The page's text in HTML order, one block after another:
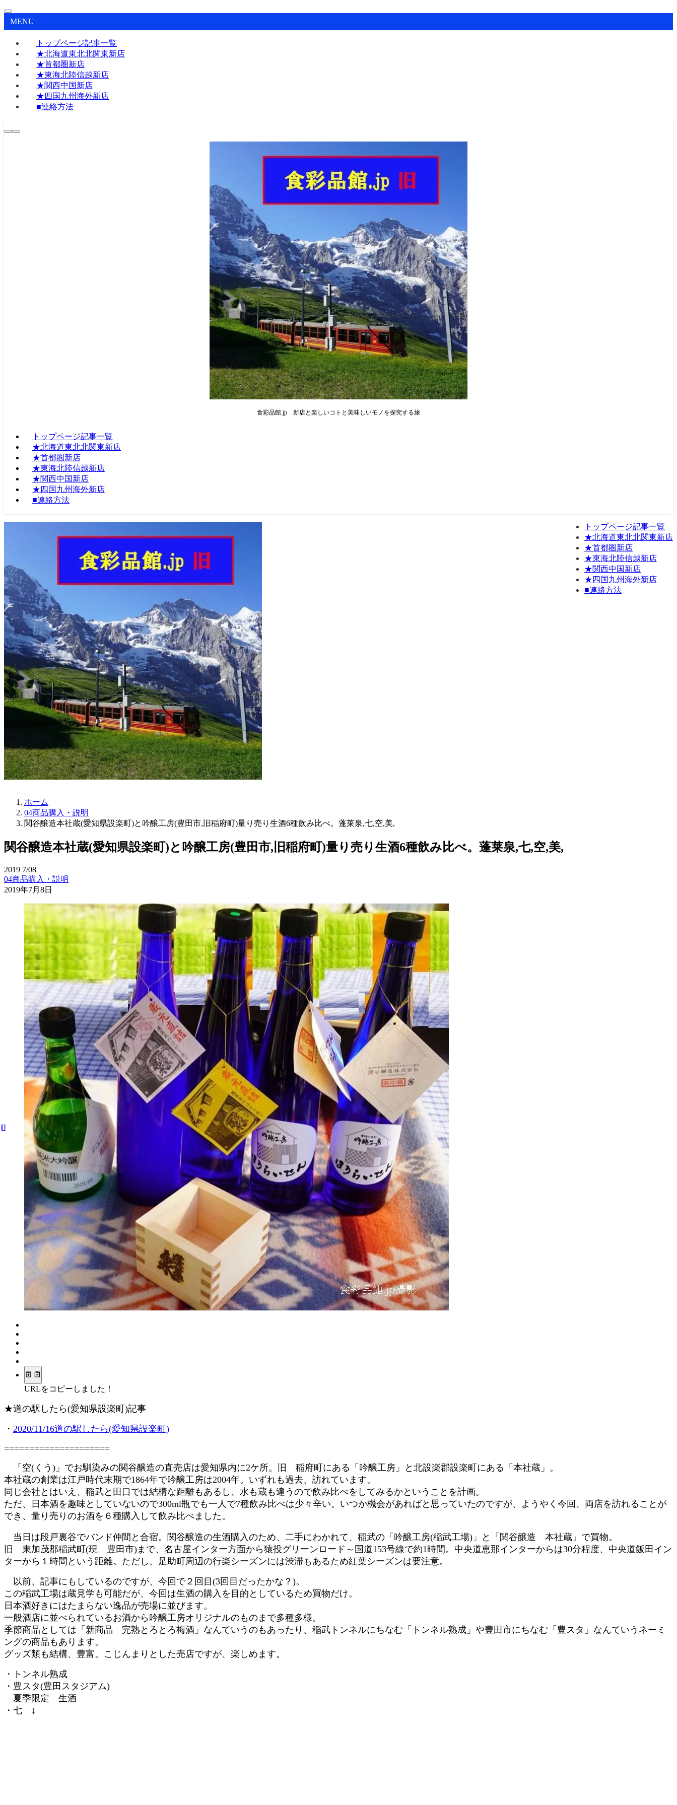
MENU
トップページ記事一覧
★北海道東北北関東新店
★首都圏新店
★東海北陸信越新店
★関西中国新店
★四国九州海外新店
■連絡方法
食彩品館.jp 新店と楽しいコトと美味しいモノを探究する旅
トップページ記事一覧
★北海道東北北関東新店
★首都圏新店
★東海北陸信越新店
★関西中国新店
★四国九州海外新店
■連絡方法
トップページ記事一覧
★北海道東北北関東新店
★首都圏新店
★東海北陸信越新店
★関西中国新店
★四国九州海外新店
■連絡方法
ホーム
04商品購入・説明
関谷醸造本社蔵(愛知県設楽町)と吟醸工房(豊田市,旧稲府町)量り売り生酒6種飲み比べ。蓬莱泉,七,空,美,
関谷醸造本社蔵(愛知県設楽町)と吟醸工房(豊田市,旧稲府町)量り売り生酒6種飲み比べ。蓬莱泉,七,空,美,
2019 7/08
04商品購入・説明
2019年7月8日
URLをコピーしました！
★道の駅したら(愛知県設楽町)記事
・ 2020/11/16道の駅したら(愛知県設楽町)
=====================
「空(くう)」でお馴染みの関谷醸造の直売店は愛知県内に2ケ所。旧 稲府町にある「吟醸工房」と北設楽郡設楽町にある「本社蔵」。
本社蔵の創業は江戸時代末期で1864年で吟醸工房は2004年。いずれも過去、訪れています。
同じ会社とはいえ、稲武と田口では結構な距離もあるし、水も蔵も違うので飲み比べをしてみるかということを計画。
ただ、日本酒を趣味としていないので300ml瓶でも一人で7種飲み比べは少々辛い。いつか機会があればと思っていたのですが、ようやく今回、両店を訪れることが
でき、量り売りのお酒を６種購入して飲み比べました。
当日は段戸裏谷でバンド仲間と合宿。関谷醸造の生酒購入のため、二手にわかれて、稲武の「吟醸工房(稲武工場)」と「関谷醸造 本社蔵」で買物。
旧 東加茂郡稲武町(現 豊田市)まで、名古屋インター方面から猿投グリーンロード～国道153号線で約1時間。中央道恵那インターからは30分程度、中央道飯田イン
ターから１時間という距離。ただし、足助町周辺の行楽シーズンには渋滞もあるため紅葉シーズンは要注意。
以前、記事にもしているのですが、今回で２回目(3回目だったかな？)。
この稲武工場は蔵見学も可能だが、今回は生酒の購入を目的としているため買物だけ。
日本酒好きにはたまらない逸品が売場に並びます。
一般酒店に並べられているお酒から吟醸工房オリジナルのものまで多種多様。
季節商品としては「新商品 完熟とろとろ梅酒」なんていうのもあったり、稲武トンネルにちなむ「トンネル熟成」や豊田市にちなむ「豊スタ」なんていうネーミ
ングの商品もあります。
グッズ類も結構、豊富。こじんまりとした売店ですが、楽しめます。
・トンネル熟成
・豊スタ(豊田スタジアム)
夏季限定 生酒
・七 ↓